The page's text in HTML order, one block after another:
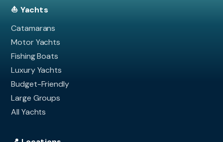
⛵ Yachts
Catamarans
Motor Yachts
Fishing Boats
Luxury Yachts
Budget-Friendly
Large Groups
All Yachts